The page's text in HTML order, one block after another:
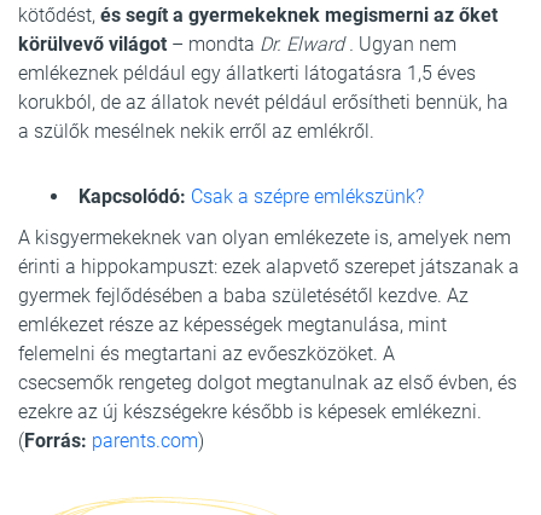
kötődést, és segít a gyermekeknek megismerni az őket
körülvevő világot – mondta Dr. Elward . Ugyan nem
emlékeznek például egy állatkerti látogatásra 1,5 éves
korukból, de az állatok nevét például erősítheti bennük, ha
a szülők mesélnek nekik erről az emlékről.
Kapcsolódó: Csak a szépre emlékszünk?
A kisgyermekeknek van olyan emlékezete is, amelyek nem
érinti a hippokampuszt: ezek alapvető szerepet játszanak a
gyermek fejlődésében a baba születésétől kezdve. Az
emlékezet része az képességek megtanulása, mint
felemelni és megtartani az evőeszközöket. A
csecsemők rengeteg dolgot megtanulnak az első évben, és
ezekre az új készségekre később is képesek emlékezni.
(Forrás: parents.com)